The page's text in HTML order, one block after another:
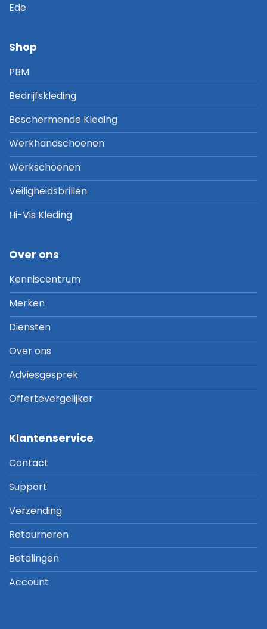
Ede
Shop
PBM
Bedrijfskleding
Beschermende Kleding
Werkhandschoenen
Werkschoenen
Veiligheidsbrillen
Hi-Vis Kleding
Over ons
Kenniscentrum
Merken
Diensten
Over ons
Adviesgesprek
Offertevergelijker
Klantenservice
Contact
Support
Verzending
Retourneren
Betalingen
Account